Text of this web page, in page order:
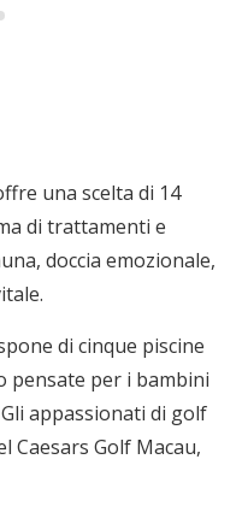
una scelta di 14
di trattamenti e
doccia emozionale,
di cinque piscine
pensate per i bambini
appassionati di golf
Caesars Golf Macau,